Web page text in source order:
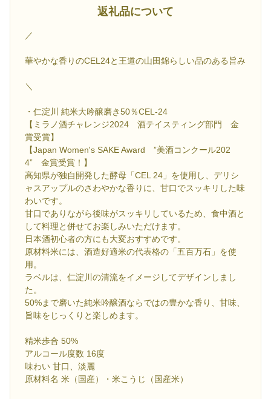
返礼品について
／
華やかな香りのCEL24と王道の山田錦らしい品のある旨み
＼
・仁淀川 純米大吟醸磨き50％CEL-24
【ミラノ酒チャレンジ2024 酒テイスティング部門 金
賞受賞】
【Japan Women's SAKE Award ”美酒コンクール202
4” 金賞受賞！】
高知県が独自開発した酵母「CEL 24」を使用し、デリシ
ャスアップルのさわやかな香りに、甘口でスッキリした味
わいです。
甘口でありながら後味がスッキリしているため、食中酒と
して料理と併せてお楽しみいただけます。
日本酒初心者の方にも大変おすすめです。
原材料米には、酒造好適米の代表格の「五百万石」を使
用。
ラベルは、仁淀川の清流をイメージしてデザインしまし
た。
50%まで磨いた純米吟醸酒ならではの豊かな香り、甘味、
旨味をじっくりと楽しめます。
精米歩合 50%
アルコール度数 16度
味わい 甘口、淡麗
原材料名 米（国産）・米こうじ（国産米）